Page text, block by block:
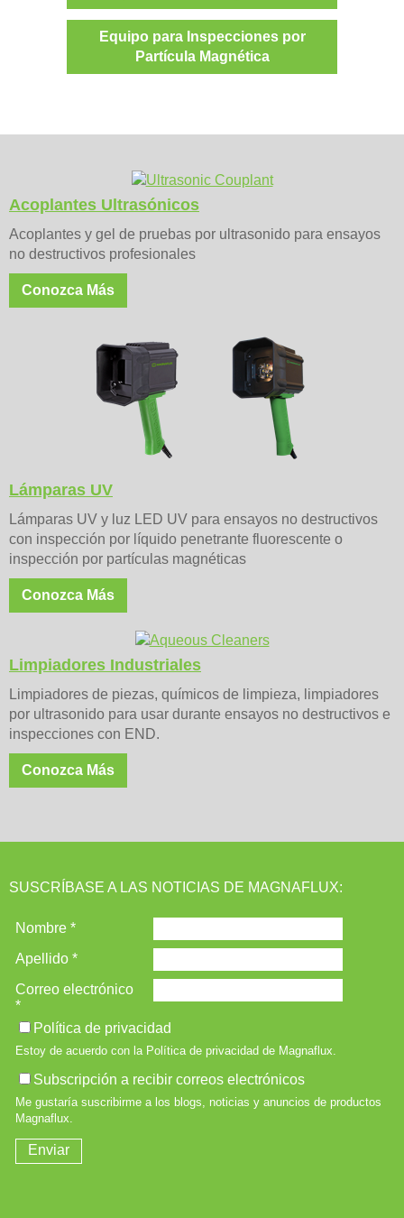
Equipo para Inspecciones por
Partícula Magnética
Acoplantes Ultrasónicos
Acoplantes y gel de pruebas por ultrasonido para ensayos
no destructivos profesionales
Conozca Más
Lámparas UV
Lámparas UV y luz LED UV para ensayos no destructivos
con inspección por líquido penetrante fluorescente o
inspección por partículas magnéticas
Conozca Más
Limpiadores Industriales
Limpiadores de piezas, químicos de limpieza, limpiadores
por ultrasonido para usar durante ensayos no destructivos e
inspecciones con END.
Conozca Más
SUSCRÍBASE A LAS NOTICIAS DE MAGNAFLUX: